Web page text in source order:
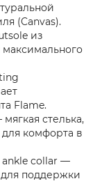
(Canvas).
из
Flame.
стелька,
комфорта в
ankle collar —
поддержки